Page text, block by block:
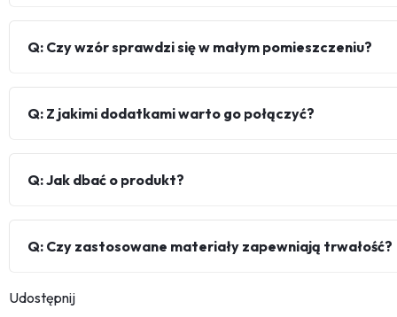
Q: Czy wzór sprawdzi się w małym pomieszczeniu?
Q: Z jakimi dodatkami warto go połączyć?
Q: Jak dbać o produkt?
Q: Czy zastosowane materiały zapewniają trwałość?
Udostępnij